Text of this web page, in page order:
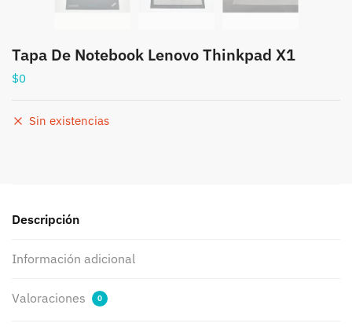
Tapa De Notebook Lenovo Thinkpad X1
$0
Sin existencias
Descripción
Información adicional
Valoraciones 0